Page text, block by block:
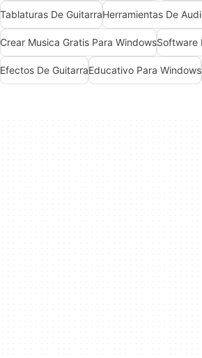
Tablaturas De GuitarraHerramientas De
Crear Musica Gratis Para WindowsSoftware
Efectos De GuitarraEducativo Para Windows